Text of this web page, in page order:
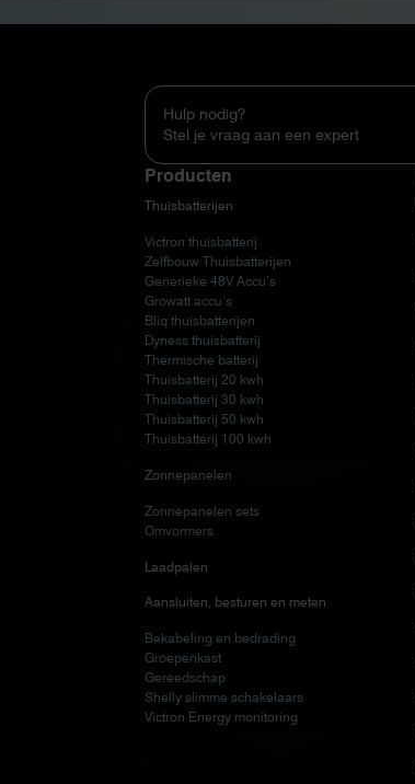
Hulp nodig?
Stel je vraag aan een expert
Producten
Thuisbatterijen
Victron thuisbatterij
Zelfbouw Thuisbatterijen
Generieke 48V Accu’s
Growatt accu’s
Bliq thuisbatterijen
Dyness thuisbatterij
Thermische batterij
Thuisbatterij 20 kwh
Thuisbatterij 30 kwh
Thuisbatterij 50 kwh
Thuisbatterij 100 kwh
Zonnepanelen
Zonnepanelen sets
Omvormers
Laadpalen
Aansluiten, besturen en meten
Bekabeling en bedrading
Groepenkast
Gereedschap
Shelly slimme schakelaars
Victron Energy monitoring